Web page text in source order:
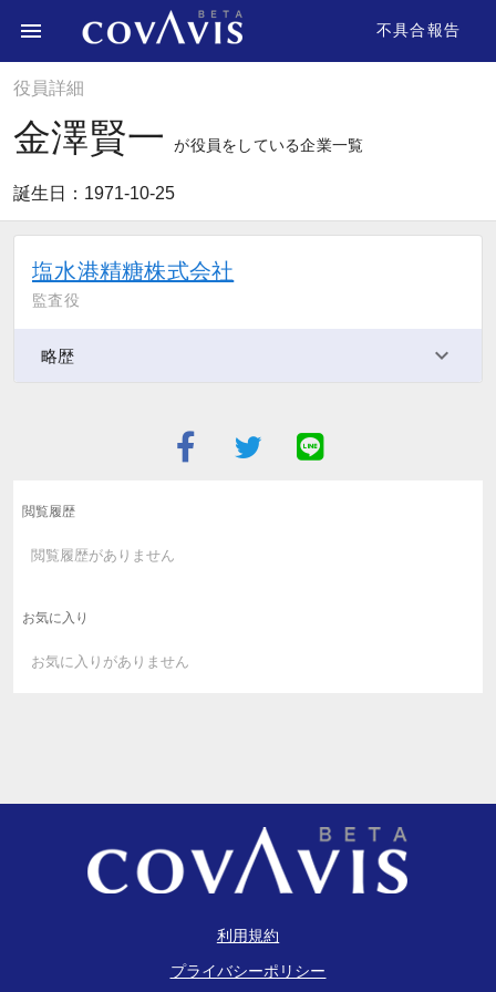
不具合報告
役員詳細
金澤賢一が役員をしている企業一覧
誕生日：1971-10-25
塩水港精糖株式会社
監査役
略歴
閲覧履歴
閲覧履歴がありません
お気に入り
お気に入りがありません
利用規約
プライバシーポリシー